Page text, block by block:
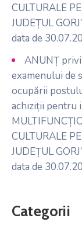
CULTURALE
JUDEȚUL
data de
ANUNȚ
examenului de
ocupării
achiziții pentru
CULTURALE
JUDEȚUL
data de
Categorii